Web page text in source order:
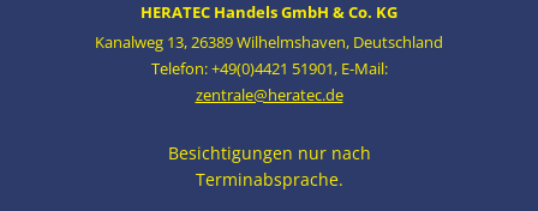
HERATEC Handels GmbH & Co. KG
Kanalweg 13,26389 Wilhelmshaven, Deutschland
Telefon: +49(0)4421 51901, E-Mail:
zentrale@heratec.de
Besichtigungen nur nach
Terminabsprache.